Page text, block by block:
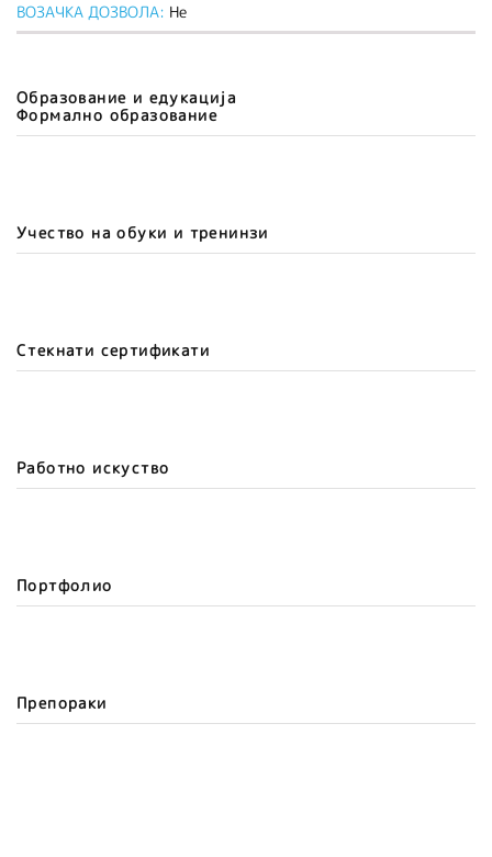
ВОЗАЧКА ДОЗВОЛА: Не
Образование и едукација
Формално образование
Учество на обуки и тренинзи
Стекнати сертификати
Работно искуство
Портфолио
Препораки